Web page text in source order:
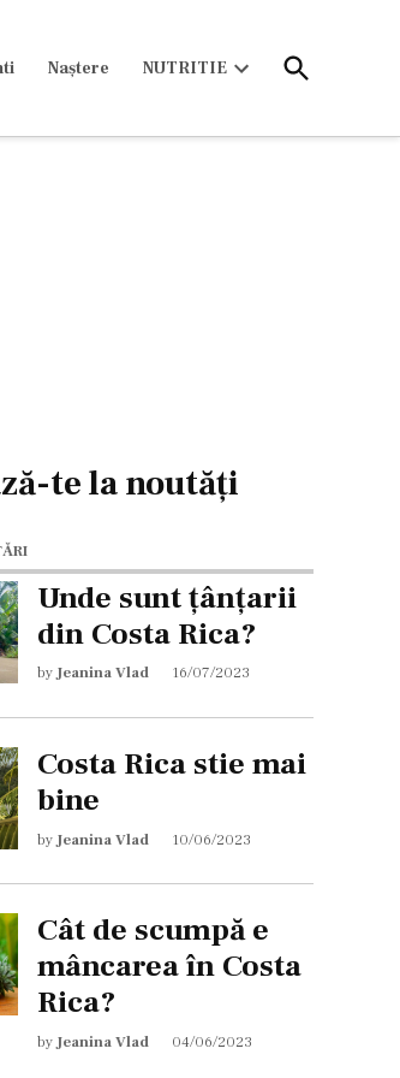
Naștere NUTRITIE
Open
Search
te la noutăți
Unde sunt țânțarii
din Costa Rica?
byJeanina Vlad 16/07/2023
Costa Rica stie mai
bine
by Jeanina Vlad 10/06/2023
Cât de scumpă e
mâncarea în Costa
Rica?
by Jeanina Vlad 04/06/2023